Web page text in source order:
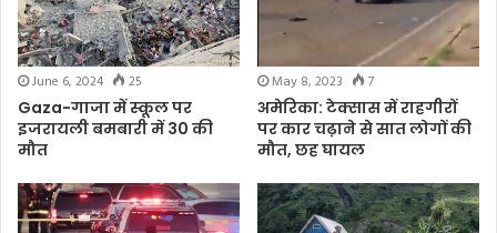
June 6, 2024
25
Gaza-गाजा में स्कूल पर
इजरायली बमबारी में 30 की
मौत
May 8, 2023
7
अमेरिका: टेक्सास में राहगीरों
पर कार चढ़ाने से सात लोगों की
मौत, छह घायल